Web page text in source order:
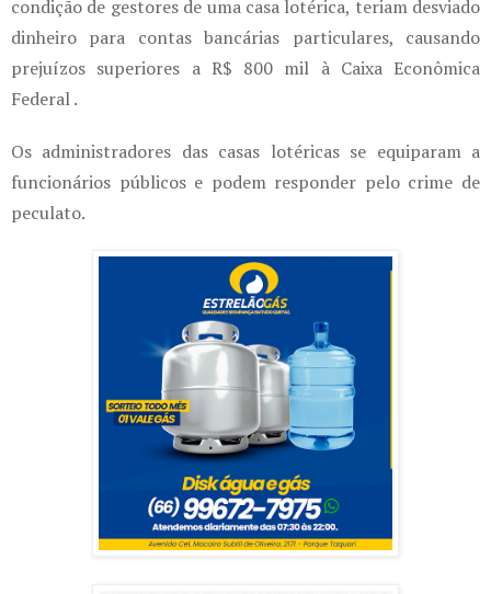
condição de gestores de uma casa lotérica, teriam desviado
dinheiro para contas bancárias particulares, causando
prejuízos superiores a R$ 800 mil à Caixa Econômica
Federal .
Os administradores das casas lotéricas se equiparam a
funcionários públicos e podem responder pelo crime de
peculato.